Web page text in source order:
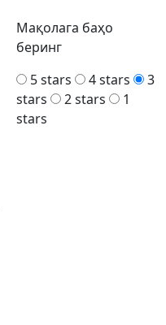
Мақолага баҳо
беринг
5 stars
4 stars
3
stars
2 stars
1
stars